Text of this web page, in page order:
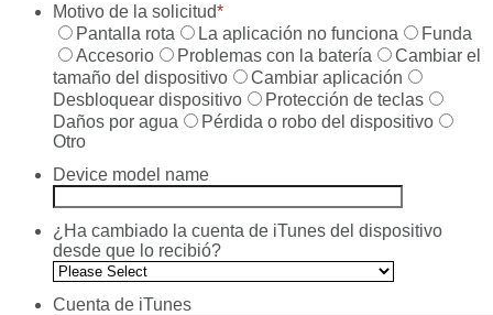
Motivo de la solicitud*
Pantalla rota
La aplicación no funciona
Funda
Accesorio
Problemas con la batería
Cambiar el
tamaño del dispositivo
Cambiar aplicación
Desbloquear dispositivo
Protección de teclas
Daños por agua
Pérdida o robo del dispositivo
Otro
Device model name
¿Ha cambiado la cuenta de iTunes del dispositivo
desde que lo recibió?
Cuenta de iTunes